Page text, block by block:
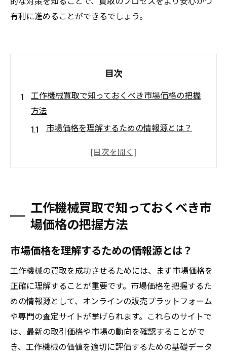
有利に進めることができるでしょう。
目次
工作機械買取で知っておくべき市場価格の把握
方法
市場価格を理解するための情報源とは？
市場動向を踏まえた価格変動の分析法
季節や需要による市場価格の変化を読む
過去の買取実績から学ぶ価格判断
信頼できる買取業者を選定するためのチェック
買取業者の評判を確認する方法
信頼性を見極めるための契約条件の確認
実績と経験のある業者を選ぶ基準
不正業者を避けるための注意点
口コミやレビューを参考にする方法
工作機械買取で知っておくべき市
場価格の把握方法
市場価格を理解するための情報源とは？
工作機械の買取を成功させるためには、まず市場価格を
正確に理解することが重要です。市場価格を把握するた
めの情報源として、オンラインの販売プラットフォーム
や専門の査定サイトが挙げられます。これらのサイトで
は、最新の取引価格や市場の動向を確認することがで
き、工作機械の価値を適切に評価するための基礎データ